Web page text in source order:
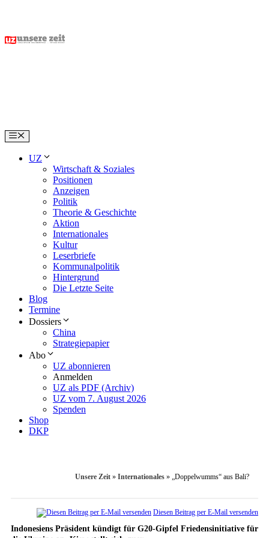
content
Menu
UZ
Wirtschaft & Soziales
Positionen
Anzeigen
Politik
Theorie & Geschichte
Aktion
Internationales
Kultur
Leserbriefe
Kommunalpolitik
Hintergrund
Die Letzte Seite
Blog
Termine
Dossiers
China
Strategiepapier
Abo
UZ abonnieren
Anmelden
UZ als PDF (Archiv)
UZ vom 7. August 2026
Spenden
Shop
DKP
Unsere Zeit » Internationales » „Doppelwumms“ aus Bali?
Diesen Beitrag per E-Mail versenden
Indonesiens Präsident kündigt für G20-Gipfel Friedensinitiative für